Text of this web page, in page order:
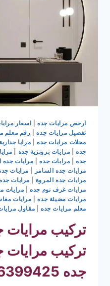
ارخص مرايات جده| اسعار
تفصيل مرايات جده| رقم معلم
محلات مرايات جده| مرايا
جده| مرايات برونزية جده
جده| مرايات جده| مرايات جده
مرايات جده السامر
مرايات
مرايات جده المروة
مرايات
مرايات غرف نوم جده| مرايات
مرايات مضيئة جده| مرايات
معلم مرايات جده| مقاول
تركيب مرايات
تركيب مرايات
جده 0536399425